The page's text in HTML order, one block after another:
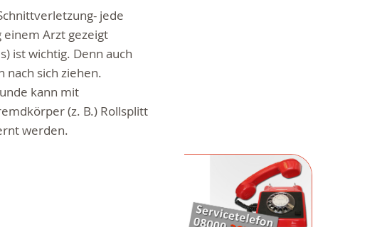
jede
Arzt gezeigt
ist wichtig. Denn auch
nach sich ziehen.
kann mit
(z. B.) Rollsplitt
werden.